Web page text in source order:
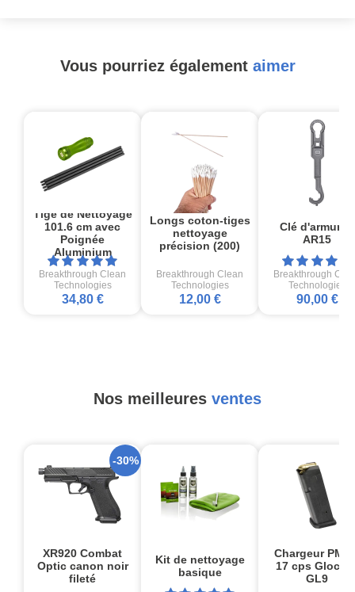
Vous pourriez également aimer
Tige de Nettoyage
101.6 cm avec
Poignée
Aluminium
Breakthrough Clean
Technologies
34,80 €
Longs coton-tiges
nettoyage
précision (200)
Breakthrough Clean
Technologies
12,00 €
Clé d'armurier
AR15
Breakthrough
Technologies
90,00 €
Nos meilleures ventes
XR920 Combat
Optic canon noir
fileté
-30%
Kit de nettoyage
basique
Chargeur
17 cps
GL9